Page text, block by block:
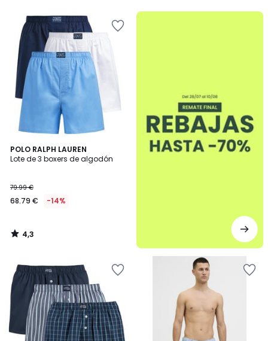
POLO RALPH LAUREN
Lote de 3 boxers de algodón
79.99 €
68.79 € -14%
4,3
/ 5
4,3
/
.